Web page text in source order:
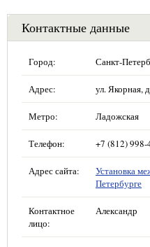
Контактные данные
Город: Санкт-
Адрес: ул. Якорная,
Метро: Ладожская
Телефон: +7 (812) 998-
Адрес сайта:
Установка
Петербурге
Контактное
лицо:
Александр